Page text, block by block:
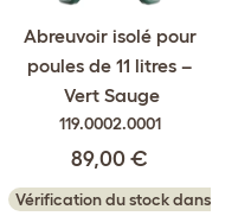
Abreuvoir isolé pour
poules de 11 litres –
Vert Sauge
119.0002.0001
89,00 €
Vérification du stock dans